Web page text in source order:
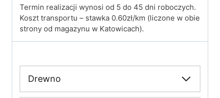
Termin realizacji wynosi od 5 do 45 dni roboczych.
Koszt transportu – stawka 0.60zł/km (liczone w obie
strony od magazynu w Katowicach).
Drewno